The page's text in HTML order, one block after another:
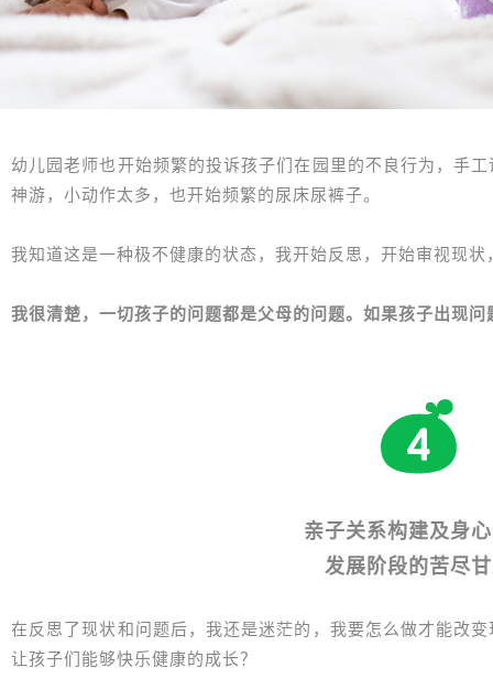
幼儿园老师也开始频繁的投诉孩子们在园里的不良行为，手
神游，小动作太多，也开始频繁的尿床尿裤子。
我知道这是一种极不健康的状态，我开始反思，开始审视现状
我很清楚，一切孩子的问题都是父母的问题。如果孩子出现
亲子关系构建及身
发展阶段的苦尽
在反思了现状和问题后，我还是迷茫的，我要怎么做才能改
让孩子们能够快乐健康的成长？